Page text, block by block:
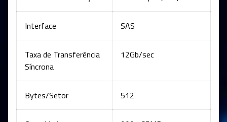
Interface SAS
Taxa de Transferência
Síncrona
12Gb/sec
Bytes/Setor 512